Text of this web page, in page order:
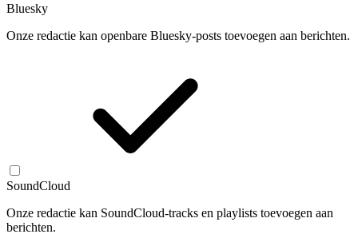
Bluesky
Onze redactie kan openbare Bluesky-posts toevoegen aan berichten.
SoundCloud
Onze redactie kan SoundCloud-tracks en playlists toevoegen aan
berichten.